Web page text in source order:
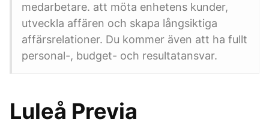
medarbetare. att möta enhetens kunder,
utveckla affären och skapa långsiktiga
affärsrelationer. Du kommer även att ha fullt
personal-, budget- och resultatansvar.
Luleå Previa